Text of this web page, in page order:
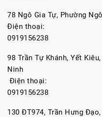
78 Ngô Gia Tự, Phường
Điện thoại:
0919156238
98 Trần Tự Khánh, Yết
Ninh
Điện thoại:
0919156238
130 ĐT974, Trần Hưng